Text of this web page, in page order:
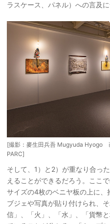
ラスケース、パネル）への言及に
[撮影：麥生田兵吾 Mugyuda Hyogo
PARC]
そして、1）と2）が重なり合っ
えることができるだろう。ここ
サイズの4枚のベニヤ板の上に
ブジェや写真が貼り付けられ、
信」、「火」、「水」、「貨幣